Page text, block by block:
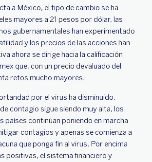
a México, el tipo de cambio se ha
mayores a 21 pesos por dólar, las
gubernamentales han experimentado
y los precios de las acciones han
ahora se dirige hacia la calificación
que, con un precio devaluado del
retos mucho mayores.
por el virus ha disminuido,
contagio sigue siendo muy alta, los
países continúan poniendo en marcha
contagios y apenas se comienza a
que ponga fin al virus. Por encima
positivas, el sistema financiero y